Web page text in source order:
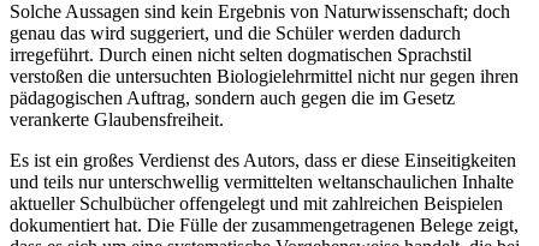
Solche Aussagen sind kein Ergebnis von Naturwissenschaft; doch
genau das wird suggeriert, und die Schüler werden dadurch
irregeführt. Durch einen nicht selten dogmatischen Sprachstil
verstoßen die untersuchten Biologielehrmittel nicht nur gegen ihren
pädagogischen Auftrag, sondern auch gegen die im Gesetz
verankerte Glaubensfreiheit.
Es ist ein großes Verdienst des Autors, dass er diese Einseitigkeiten
und teils nur unterschwellig vermittelten weltanschaulichen Inhalte
aktueller Schulbücher offengelegt und mit zahlreichen Beispielen
dokumentiert hat. Die Fülle der zusammengetragenen Belege zeigt,